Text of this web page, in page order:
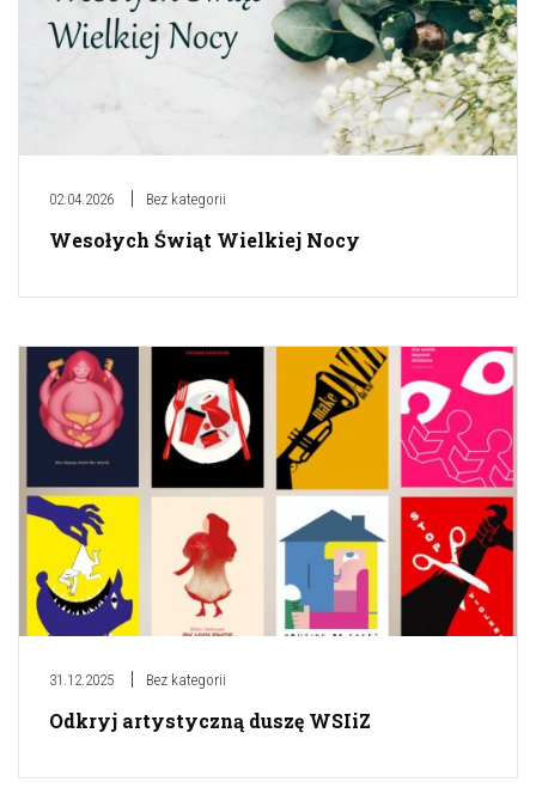
02.04.2026 Bez kategorii
Wesołych Świąt Wielkiej Nocy
31.12.2025 Bez kategorii
Odkryj artystyczną duszę WSIiZ